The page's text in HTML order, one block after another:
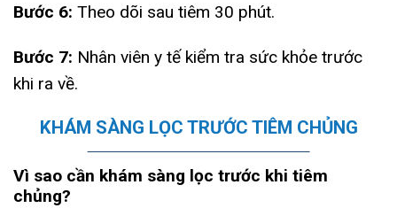
Bước 6: Theo dõi sau tiêm 30 phút.
Bước 7: Nhân viên y tế kiểm tra sức khỏe trước
khi ra về.
KHÁM SÀNG LỌC TRƯỚC TIÊM CHỦNG
Vì sao cần khám sàng lọc trước khi tiêm
chủng?